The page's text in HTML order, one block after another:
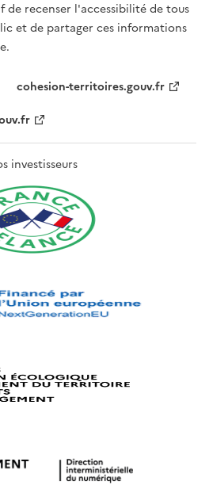
de recenser l'accessibilité de tous
et de partager ces informations
cohesion-territoires.gouv.fr
investisseurs